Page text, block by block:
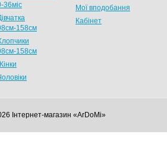
36міс
158см
158см
Мої вподобання
Кабінет
Інтернет-магазин «ArDoMi»